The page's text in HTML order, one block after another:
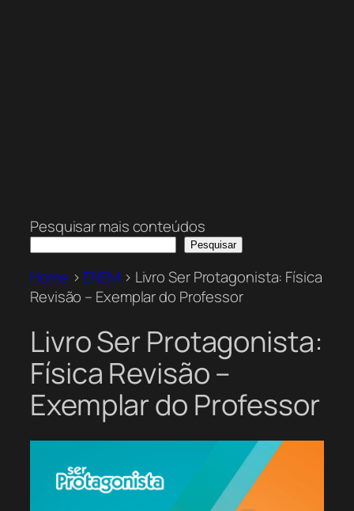
Pesquisar mais conteúdos
Pesquisar
Home > ENEM> Livro Ser Protagonista: Física
Revisão – Exemplar do Professor
Livro Ser Protagonista:
Física Revisão –
Exemplar do Professor